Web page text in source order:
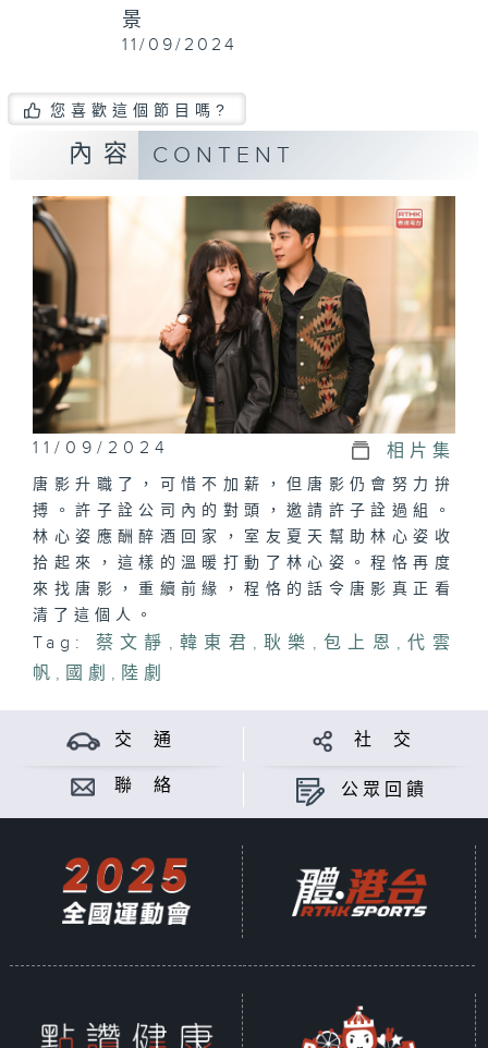
景
11/09/2024
您喜歡這個節目嗎?
內容 CONTENT
11/09/2024 相片集
唐影升職了，可惜不加薪，但唐影仍會努力拚
搏。許子詮公司內的對頭，邀請許子詮過組。
林心姿應酬醉酒回家，室友夏天幫助林心姿收
拾起來，這樣的溫暖打動了林心姿。程恪再度
來找唐影，重續前緣，程恪的話令唐影真正看
清了這個人。
Tag: 蔡文靜 , 韓東君 , 耿樂 , 包上恩 , 代雲
帆 , 國劇 , 陸劇
交 通 社 交
聯 絡 公眾回饋